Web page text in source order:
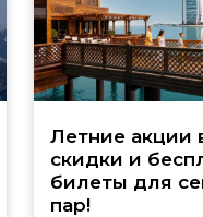
Летние акции
скидки и
билеты для
пар!